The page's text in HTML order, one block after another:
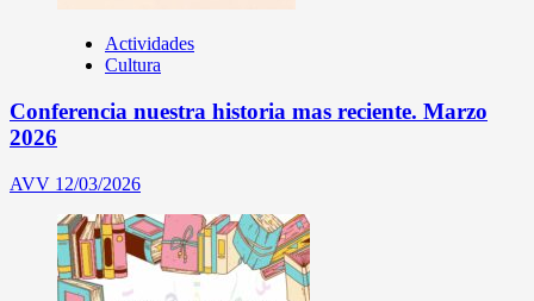
Actividades
Cultura
Conferencia nuestra historia mas reciente. Marzo
2026
AVV 12/03/2026